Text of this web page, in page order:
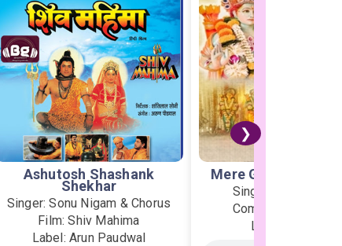
❯
Ashutosh Shashank
Shekhar
Singer: Sonu Nigam & Chorus
Film: Shiv Mahima
Label: Arun Paudwal
Mere Ghar Ram
Singer: Jubin
Composer: Payal
Label: T-Series